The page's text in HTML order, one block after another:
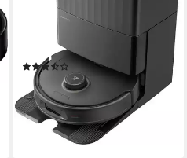
Reichweite
(2)
989,00 € UVP
28,71 €
mtl. in 48 Raten
-1%
lieferbar - in 1-2 Werktagen bei dir